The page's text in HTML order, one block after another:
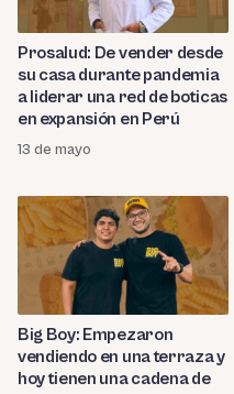
Prosalud: De vender desde
su casa durante pandemia
a liderar una red de boticas
en expansión en Perú
13 de mayo
Big Boy: Empezaron
vendiendo en una terraza y
hoy tienen una cadena de